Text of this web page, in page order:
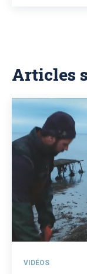
Articles
VIDÉOS